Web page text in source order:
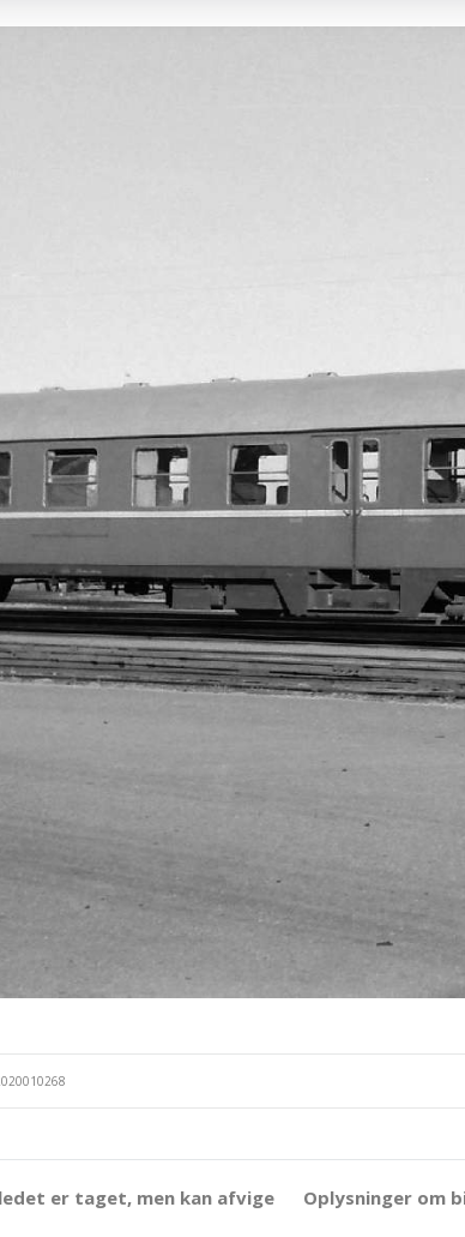
er taget, men kan afvige
Oplysninger om